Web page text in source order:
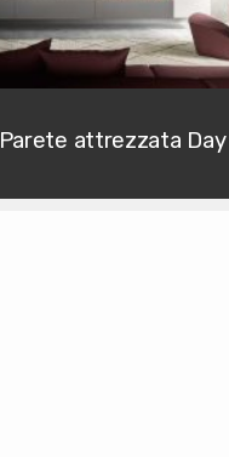
Parete attrezzata Day